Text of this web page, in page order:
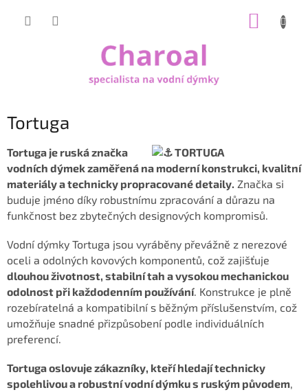
Tortuga
Tortuga je ruskáznačka
vodních dýmek zaměřená na moderní konstrukci, kvalitní
materiály a technicky propracované detaily. Značka si
buduje jméno díky robustnímu zpracování a důrazu na
funkčnost bez zbytečných designových kompromisů.
Vodní dýmky Tortuga jsou vyráběny převážně z nerezové
oceli a odolných kovových komponentů, což zajišťuje
dlouhou životnost, stabilní tah a vysokou mechanickou
odolnost při každodenním používání. Konstrukce je plně
rozebíratelná a kompatibilní s běžným příslušenstvím, což
umožňuje snadné přizpůsobení podle individuálních
preferencí.
Tortuga oslovuje zákazníky, kteří hledají technicky
spolehlivou a robustní vodní dýmku s ruským původem,